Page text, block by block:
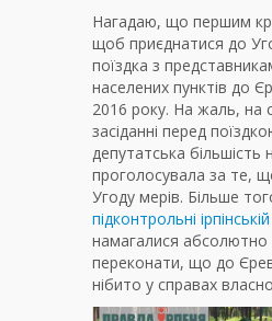
Нагадаю, що першим
щоб приєднатися до
поїздка з
населених пунктів до
2016 року. На жаль, на
засіданні перед
депутатська більшість
проголосувала за те,
Угоду мерів. Більше
підконтрольні
намагалися абсолютно
переконати, що до
нібито у справах